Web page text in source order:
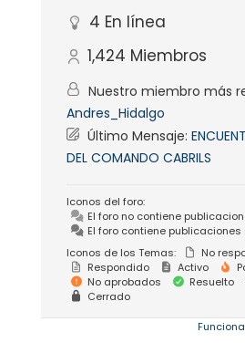
4 En línea
1,424 Miembros
Nuestro miembro más
Andres_Hidalgo
Último Mensaje:
DEL COMANDO CABRILS
Iconos del foro:
El foro no contiene
El foro contiene publicaciones
Iconos de los Temas:
No
Respondido
Activo
No aprobados
Resuelto
Cerrado
Funciona